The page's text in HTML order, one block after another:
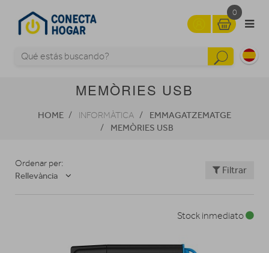
0
MEMÒRIES USB
HOME INFORMÀTICA
EMMAGATZEMATGE
MEMÒRIES USB
Ordenar per:
Rellevància
Filtrar
Stock inmediato